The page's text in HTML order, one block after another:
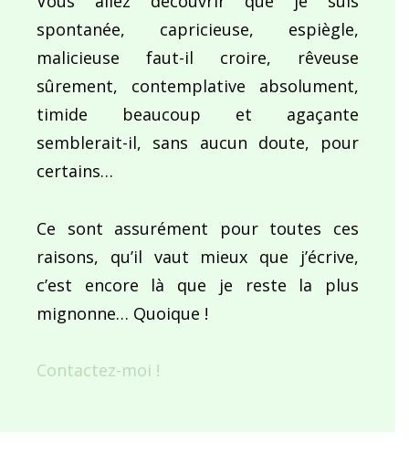
spontanée, capricieuse, espiègle,
malicieuse faut-il croire, rêveuse
sûrement, contemplative absolument,
timide beaucoup et agaçante
semblerait-il, sans aucun doute, pour
certains…
Ce sont assurément pour toutes ces
raisons, qu’il vaut mieux que j’écrive,
c’est encore là que je reste la plus
mignonne… Quoique !
Contactez-moi !